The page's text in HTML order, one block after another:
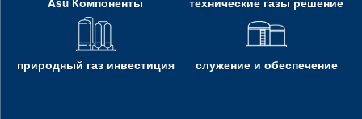
природный газ инвестиция служение и обеспечение